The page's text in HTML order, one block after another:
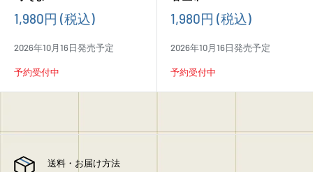
販
価
1,980円 (税込)
2026年10月16日発売予定
予約受付中
販
価
1,980円 (税込)
2026年10月16日発売予定
予約受付中
送料・お届け方法